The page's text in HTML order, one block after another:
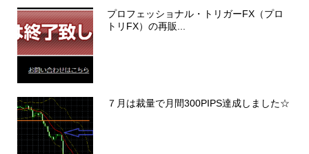
プロフェッショナル・トリガーFX（プロ
トリFX）の再販...
７月は裁量で月間300PIPS達成しました☆